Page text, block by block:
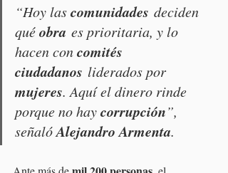
“Hoy las comunidades deciden
qué obra es prioritaria, y lo
hacen con comités
ciudadanos liderados por
mujeres. Aquí el dinero rinde
porque no hay corrupción”,
señaló Alejandro Armenta.